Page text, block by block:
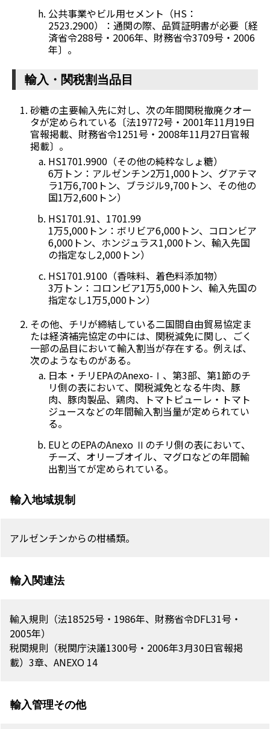
公共事業やビル用セメント（HS：
2523.2900）：通関の際、品質証明書が必要〔経
済省令288号・2006年、財務省令3709号・2006
年〕。
輸入・関税割当品目
砂糖の主要輸入先に対し、次の年間関税撤廃クオー
タが定められている〔法19772号・2001年11月19日
官報掲載、財務省令1251号・2008年11月27日官報
掲載〕。
HS1701.9900（その他の純粋なしょ糖）
6万トン：アルゼンチン2万1,000トン、グアテマ
ラ1万6,700トン、ブラジル9,700トン、その他の
国1万2,600トン）
HS1701.91、1701.99
1万5,000トン：ボリビア6,000トン、コロンビア
6,000トン、ホンジュラス1,000トン、輸入先国
の指定なし2,000トン）
HS1701.9100（香味料、着色料添加物）
3万トン：コロンビア1万5,000トン、輸入先国の
指定なし1万5,000トン）
その他、チリが締結している二国間自由貿易協定ま
たは経済補完協定の中には、関税減免に関し、ごく
一部の品目において輸入割当が存在する。例えば、
次のようなものがある。
日本・チリEPAのAnexo-Ⅰ、第3部、第1節のチ
リ側の表において、関税減免となる牛肉、豚
肉、豚肉製品、鶏肉、トマトピューレ・トマト
ジュースなどの年間輸入割当量が定められてい
る。
EUとのEPAのAnexo Ⅱのチリ側の表において、
チーズ、オリーブオイル、マグロなどの年間輸
出割当てが定められている。
輸入地域規制
アルゼンチンからの柑橘類。
輸入関連法
輸入規則（法18525号・1986年、財務省令DFL31号・
2005年）
税関規則（税関庁決議1300号・2006年3月30日官報掲
載）3章、ANEXO 14
輸入管理その他